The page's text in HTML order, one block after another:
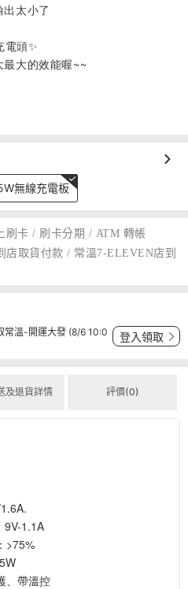
太小了
頭✨
大的效能喔~~
無線充電板
刷卡 / 刷卡分期 / ATM 轉帳
店取貨付款 / 常溫7-ELEVEN店到
常溫-開運大發 (8/6 10:0
登入領取
及退貨詳情 評價(0)
9V-1.1A
>75%
、帶溫控